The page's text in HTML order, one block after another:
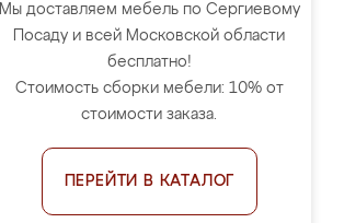
Мы доставляем мебель по Сергиевому
Посаду и всей Московской области
бесплатно!
Стоимость сборки мебели: 10% от
стоимости заказа.
ПЕРЕЙТИ В КАТАЛОГ